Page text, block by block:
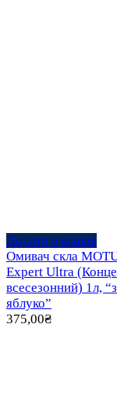
Додати в кошик
Омивач скла
Expert Ultra
всесезонний) 1л,
яблуко”
375,00₴